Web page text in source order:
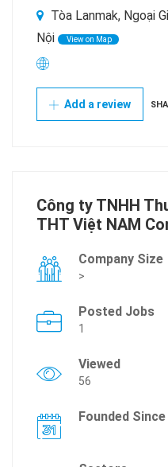
Tòa Lanmak, Ngoại
Nội
View on Map
Add a review
Công ty TNHH
THT Việt NAM
Company Size
>
Posted Jobs
1
Viewed
56
Founded Since